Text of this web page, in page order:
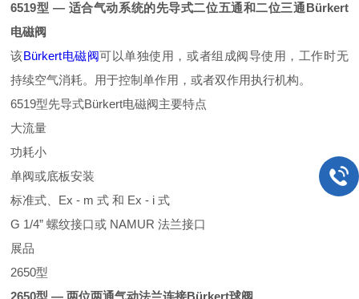
6519型 — 适合气动系统的先导式二位五通和二位三通Bürkert
电磁阀
该Bürkert电磁阀可以单独使用，或者组成阀导使用，工作时无
持续空气消耗。用于控制单作用，或者双作用执行机构。
6519型先导式Bürkert电磁阀主要特点
大流量
功耗小
单阀或底板安装
标准式、Ex - m 式 和 Ex - i 式
G 1/4” 螺纹接口或 NAMUR 法兰接口
展品
2650型
2650型 — 两位两通气动法兰连接Bürkert球阀